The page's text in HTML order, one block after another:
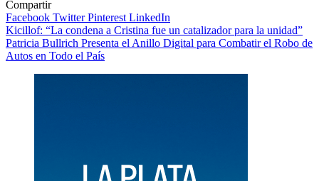
Compartir
Facebook TwitterPinterestLinkedIn
Navegación
de
entradas
Kicillof: “La condena a Cristina fue un catalizador para la unidad”
Patricia Bullrich Presenta el Anillo Digital para Combatir el Robo de
Autos en Todo el País